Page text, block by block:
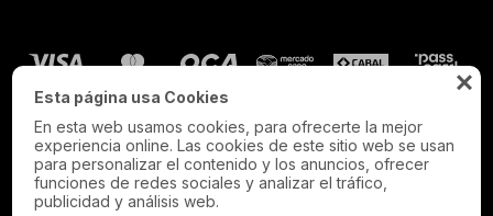

Esta página usa Cookies
En esta web usamos cookies, para ofrecerte la mejor
experiencia online. Las cookies de este sitio web se usan
para personalizar el contenido y los anuncios, ofrecer
funciones de redes sociales y analizar el tráfico,
publicidad y análisis web.